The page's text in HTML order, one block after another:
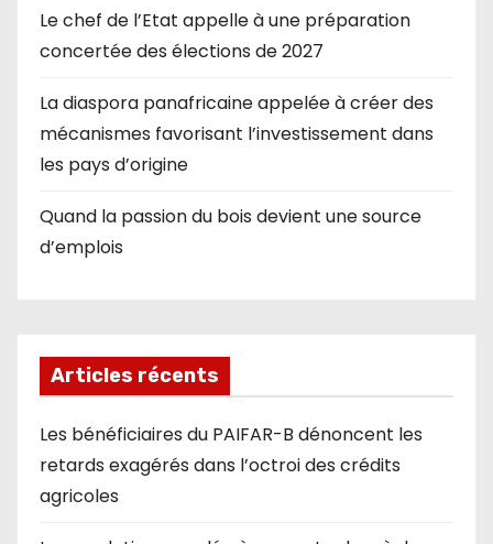
Le chef de l’Etat appelle à une préparation
concertée des élections de 2027
La diaspora panafricaine appelée à créer des
mécanismes favorisant l’investissement dans
les pays d’origine
Quand la passion du bois devient une source
d’emplois
Articles récents
Les bénéficiaires du PAIFAR-B dénoncent les
retards exagérés dans l’octroi des crédits
agricoles